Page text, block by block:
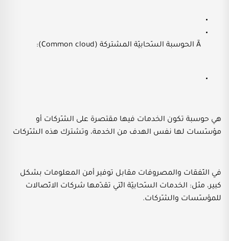
Ã الحوسبة السّحابيّة المشتركة (Common cloud):
هي حوسبة تكون الخدمات فيها مقتصرة على الشّركات أو
مؤسّسات لها نفس الهدف من الخدمة، وتشترك هذه الشّركات
في النّفقات والمصروفات مقابل توفير أمن المعلومات بشكل
كبير، مثل: الخدمات السّحابيّة الّتي تقدّمها شركات الاتّصالات
للمؤسّسات والشّركات.